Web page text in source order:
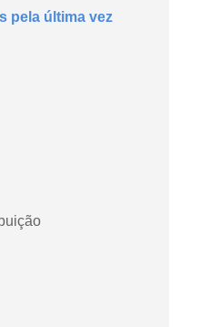
pela última vez